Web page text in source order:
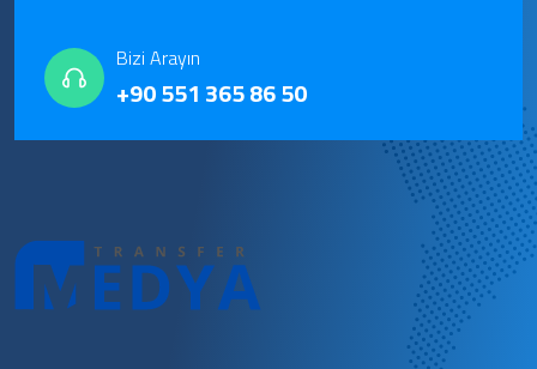
Bizi Arayın
+90 551 365 86 50